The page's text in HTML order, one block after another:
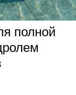
полной